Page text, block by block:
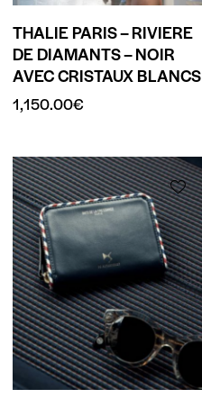
THALIE PARIS – RIVIERE
DE DIAMANTS – NOIR
AVEC CRISTAUX BLANCS
1,150.00€